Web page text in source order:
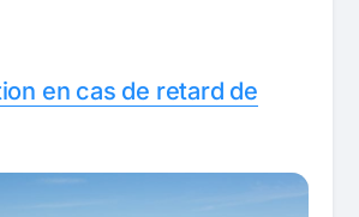
en cas de retard de